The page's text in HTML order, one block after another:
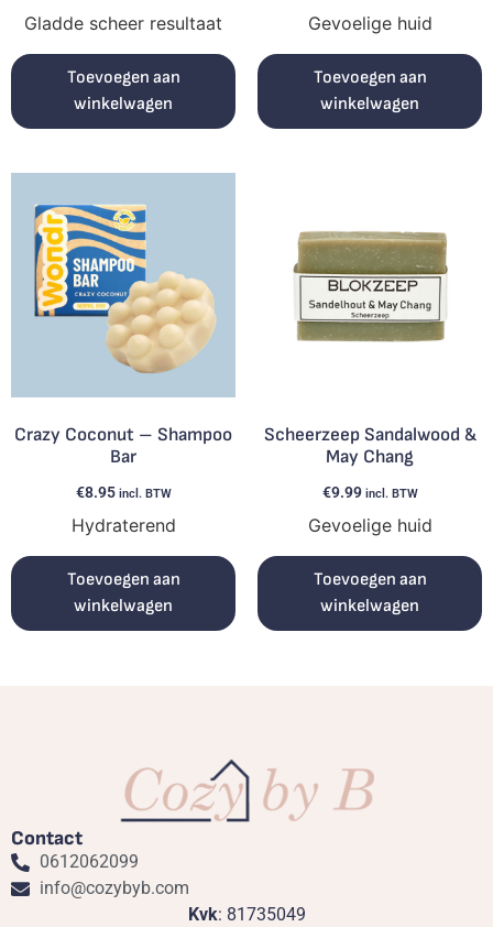
Gladde scheer resultaat
Toevoegen aan
winkelwagen
Gevoelige huid
Toevoegen aan
winkelwagen
Crazy Coconut – Shampoo
Bar
€8.95 incl. BTW
Hydraterend
Toevoegen aan
winkelwagen
Scheerzeep Sandalwood &
May Chang
€9.99 incl. BTW
Gevoelige huid
Toevoegen aan
winkelwagen
Contact
0612062099
info@cozybyb.com
Kvk: 81735049